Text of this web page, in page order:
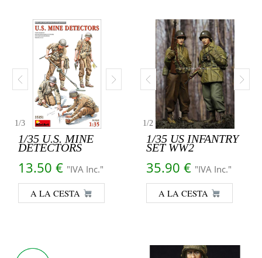
1/3
1/35 U.S. MINE
DETECTORS
13.50 € "IVA Inc."
A LA CESTA
1/2
1/35 US INFANTRY
SET WW2
35.90 € "IVA Inc."
A LA CESTA